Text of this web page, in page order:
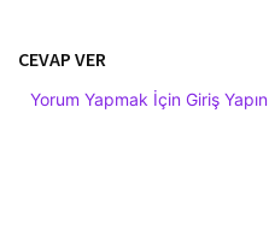
CEVAP VER
Yorum Yapmak İçin Giriş Yapın